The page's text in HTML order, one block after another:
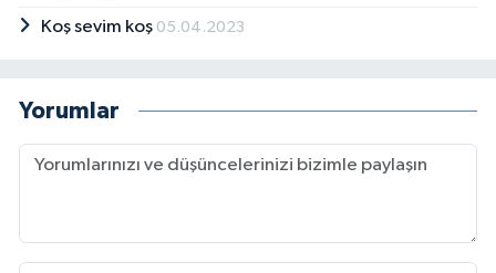
Koş sevim koş 05.04.2023
Yorumlar